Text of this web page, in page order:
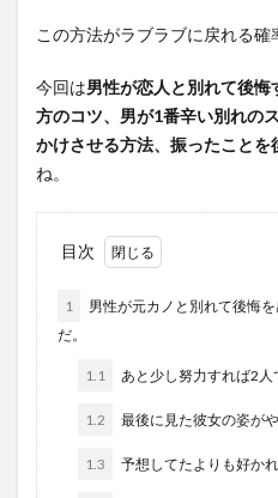
この方法がラブラブに戻れる確
今回は男性が恋人と別れて後
方のコツ、男が1番辛い別れの
かけさせる方法、振ったことを
ね。
目次
1
男性が元カノと別れて後悔
だ。
1.1 あと少し努力すれば2
1.2 最後に見た彼女の姿が
1.3 予想してたよりも好か